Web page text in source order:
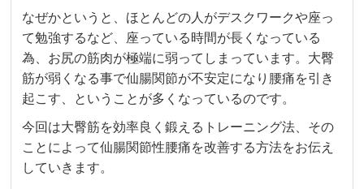
なぜかというと、ほとんどの人がデスクワークや座っ
て勉強するなど、座っている時間が長くなっている
為、お尻の筋肉が極端に弱ってしまっています。大臀
筋が弱くなる事で仙腸関節が不安定になり腰痛を引き
起こす、ということが多くなっているのです。
今回は大臀筋を効率良く鍛えるトレーニング法、その
ことによって仙腸関節性腰痛を改善する方法をお伝え
していきます。